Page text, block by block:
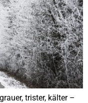
trister, kälter –